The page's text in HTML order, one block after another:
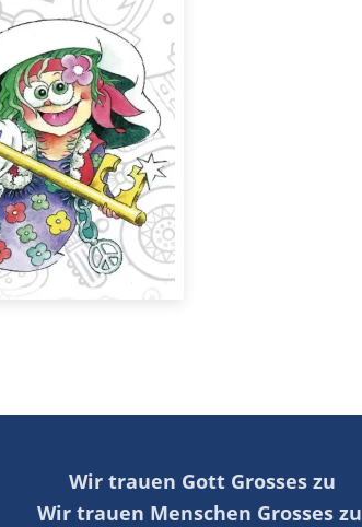
Wir trauen Gott Grosses zu
Wir trauen Menschen Grosses zu